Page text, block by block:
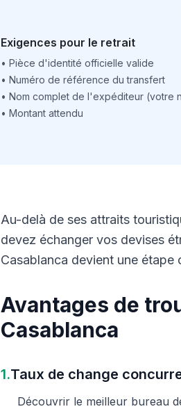
Exigences pour le retrait
• Pièce d'identité officielle valide
• Numéro de référence du transfert
• Nom complet de l'expéditeur (votre
• Montant attendu
Au-delà de ses attraits
devez échanger vos devises
Casablanca devient une
Avantages de
Casablanca
1.Taux de change
Découvrir le meilleur bureau